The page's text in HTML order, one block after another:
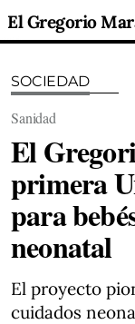
SOCIEDAD
Sanidad
El
primera
para
neonatal
El proyecto
cuidados